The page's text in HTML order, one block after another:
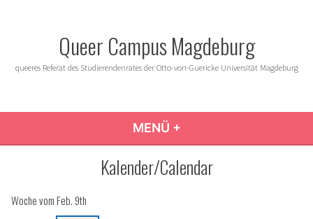
Queer Campus Magdeburg
queeres Referat des Studierendenrates der Otto-von-Guericke Universität Magdeburg
MENÜ +
Kalender/Calendar
Woche vom Feb. 9th